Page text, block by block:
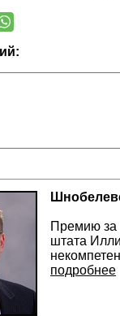
Премию за
штата
подробнее